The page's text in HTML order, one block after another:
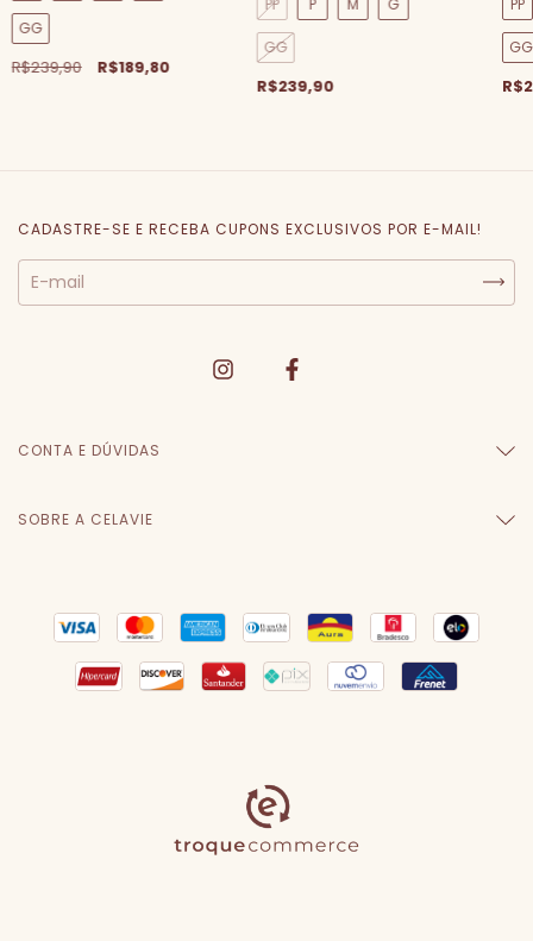
GG
R$239,90 R$189,80
PP P M G
GG
R$239,90
PP
GG
CADASTRE-SE E RECEBA CUPONS EXCLUSIVOS POR E-MAIL!
CONTA E DÚVIDAS
SOBRE A CELAVIE